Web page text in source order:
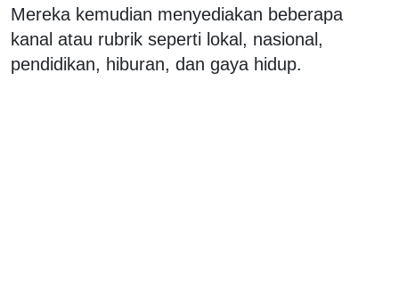
Mereka kemudian menyediakan beberapa
kanal atau rubrik seperti lokal, nasional,
pendidikan, hiburan, dan gaya hidup.